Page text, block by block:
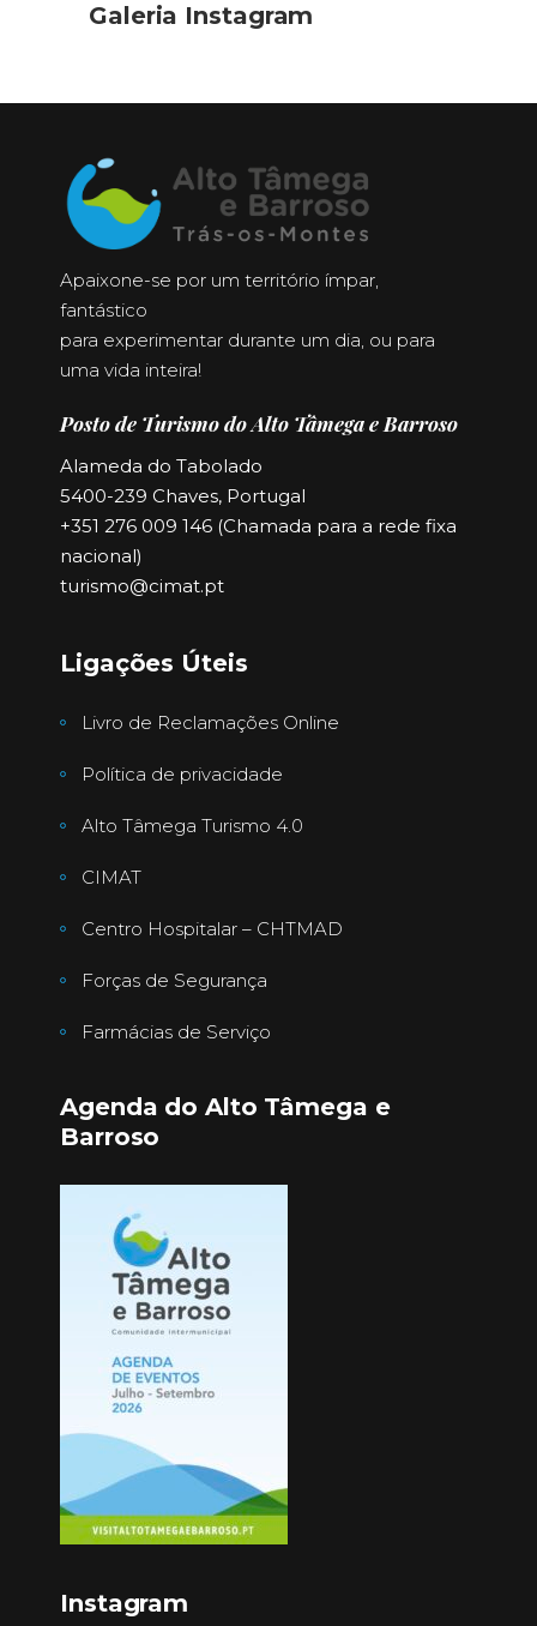
Galeria Instagram
Apaixone-se por um território ímpar,
fantástico
para experimentar durante um dia, ou para
uma vida inteira!
Posto de Turismo do Alto Tâmega e Barroso
Alameda do Tabolado
5400-239 Chaves, Portugal
+351 276 009 146 (Chamada para a rede fixa
nacional)
turismo@cimat.pt
Ligações Úteis
Livro de Reclamações Online
Política de privacidade
Alto Tâmega Turismo 4.0
CIMAT
Centro Hospitalar – CHTMAD
Forças de Segurança
Farmácias de Serviço
Agenda do Alto Tâmega e
Barroso
Instagram